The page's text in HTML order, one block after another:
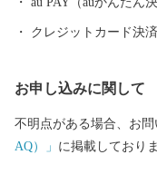
クレジットカード決
お申し込みに関して
不明点がある場合、お
AQ）」 に掲載しており